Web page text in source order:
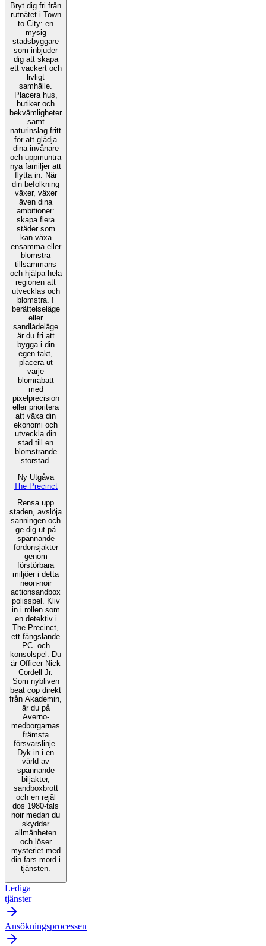
Bryt dig fri från
rutnätet i Town
to City: en
mysig
stadsbyggare
som inbjuder
dig att skapa
ett vackert och
livligt
samhälle.
Placera hus,
butiker och
bekvämligheter
samt
naturinslag fritt
för att glädja
dina invånare
och uppmuntra
nya familjer att
flytta in. När
din befolkning
växer, växer
även dina
ambitioner:
skapa flera
städer som
kan växa
ensamma eller
blomstra
tillsammans
och hjälpa hela
regionen att
utvecklas och
blomstra. I
berättelseläge
eller
sandlådeläge
är du fri att
bygga i din
egen takt,
placera ut
varje
blomrabatt
med
pixelprecision
eller prioritera
att växa din
ekonomi och
utveckla din
stad till en
blomstrande
storstad.
Ny Utgåva
The Precinct
Rensa upp
staden, avslöja
sanningen och
ge dig ut på
spännande
fordonsjakter
genom
förstörbara
miljöer i detta
neon-noir
actionsandbox
polisspel. Kliv
in i rollen som
en detektiv i
The Precinct,
ett fängslande
PC- och
konsolspel. Du
är Officer Nick
Cordell Jr.
Som nybliven
beat cop direkt
från Akademin,
är du på
Averno-
medborgarnas
främsta
försvarslinje.
Dyk in i en
värld av
spännande
biljakter,
sandboxbrott
och en rejäl
dos 1980-tals
noir medan du
skyddar
allmänheten
och löser
mysteriet med
din fars mord i
tjänsten.
Lediga
tjänster
Ansökningsprocessen